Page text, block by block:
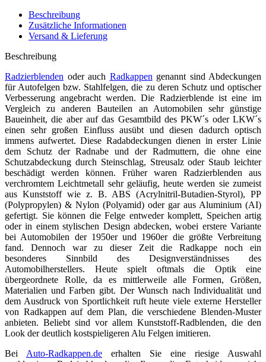
Beschreibung
Zusätzliche Informationen
Versand & Lieferung
Beschreibung
Radzierblenden oder auch Radkappen genannt sind Abdeckungen
für Autofelgen bzw. Stahlfelgen, die zu deren Schutz und optischer
Verbesserung angebracht werden. Die Radzierblende ist eine im
Vergleich zu anderen Bauteilen an Automobilen sehr günstige
Baueinheit, die aber auf das Gesamtbild des PKW´s oder LKW´s
einen sehr großen Einfluss ausübt und diesen dadurch optisch
immens aufwertet. Diese Radabdeckungen dienen in erster Linie
dem Schutz der Radnabe und der Radmuttern, die ohne eine
Schutzabdeckung durch Steinschlag, Streusalz oder Staub leichter
beschädigt werden können. Früher waren Radzierblenden aus
verchromtem Leichtmetall sehr geläufig, heute werden sie zumeist
aus Kunststoff wie z. B. ABS (Acrylnitril-Butadien-Styrol), PP
(Polypropylen) & Nylon (Polyamid) oder gar aus Aluminium (AI)
gefertigt. Sie können die Felge entweder komplett, Speichen artig
oder in einem stylischen Design abdecken, wobei erstere Variante
bei Automobilen der 1950er und 1960er die größte Verbreitung
fand. Dennoch war zu dieser Zeit die Radkappe noch ein
besonderes Sinnbild des Designverständnisses des
Automobilherstellers. Heute spielt oftmals die Optik eine
übergeordnete Rolle, da es mittlerweile alle Formen, Größen,
Materialien und Farben gibt. Der Wunsch nach Individualität und
dem Ausdruck von Sportlichkeit ruft heute viele externe Hersteller
von Radkappen auf dem Plan, die verschiedene Blenden-Muster
anbieten. Beliebt sind vor allem Kunststoff-Radblenden, die den
Look der deutlich kostspieligeren Alu Felgen imitieren.
Bei Auto-Radkappen.de erhalten Sie eine riesige Auswahl